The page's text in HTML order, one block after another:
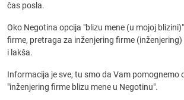
čas posla.
Oko Negotina opcija "blizu mene (u mojoj
firme, pretraga za inženjering firme
i lakša.
Informacija je sve, tu smo da Vam pomognemo
"inženjering firme blizu mene u Negotinu".